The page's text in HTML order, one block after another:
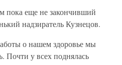
пока еще не закончивший
надзиратель Кузнецов.
о нашем здоровье мы
Почти у всех поднялась